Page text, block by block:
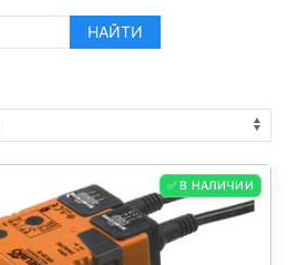
НАЙТИ
✅ В НАЛИЧИИ